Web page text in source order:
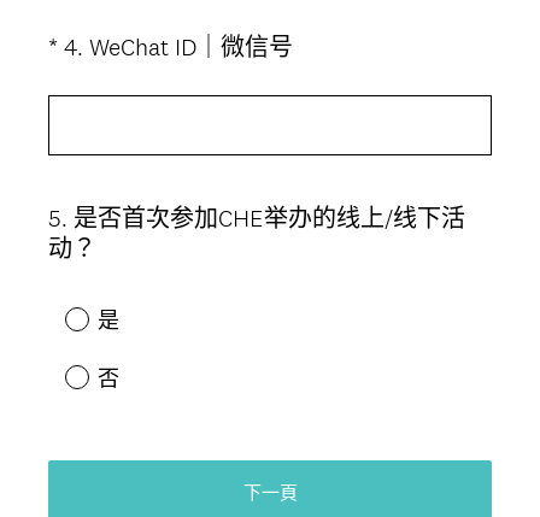
Question
* 4. WeChat ID｜微信号
答
)
Question
Title
5. 是否首次参加CHE举办的线上/线下活
动？
是
否
下一頁